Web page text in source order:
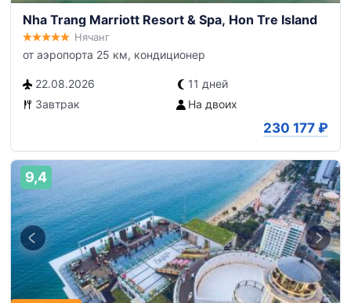
Nha Trang Marriott Resort & Spa, Hon Tre Island
Нячанг
от аэропорта 25 км, кондиционер
22.08.2026
11 дней
Завтрак
На двоих
230 177 ₽
9,4